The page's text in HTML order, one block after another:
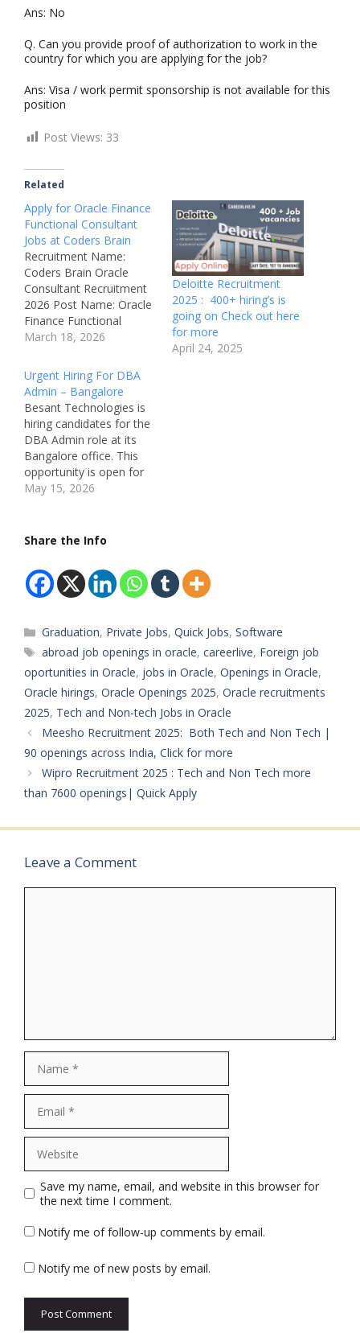
Ans: No
Q. Can you provide proof of authorization to work in the
country for which you are applying for the job?
Ans: Visa / work permit sponsorship is not available for this
position
Post Views: 33
Related
Apply for Oracle Finance
Functional Consultant
Jobs at Coders Brain
Recruitment Name:
Coders Brain Oracle
Consultant Recruitment
2026 Post Name: Oracle
Finance Functional
Consultant Job Location:
Home) Recruitment
Board: Coders Brain
Department: Oracle
Finance / ERP Consulting
Job ID: 125260981
Available Vacancies: Not
Mentioned Salary: Not
Mentioned
Qualifications: Bachelor’s
March 18, 2026
Deloitte Recruitment
2025 : 400+ hiring’s is
going on Check out here
for more
April 24, 2025
Urgent Hiring For DBA
Admin – Bangalore
Besant Technologies is
hiring candidates for the
DBA Admin role at its
Bangalore office. This
opportunity is open for
BE/BTech graduates
of 75% throughout
with knowledge of Linux
and SQL, along with
strong Oracle SQL skills,
May 15, 2026
Share the Info
Categories
Graduation, Private Jobs,Quick Jobs,Software
Tags
abroad job openings in oracle,careerlive, Foreign job
oportunities in Oracle, jobs in Oracle, Openings in Oracle,
Oracle hirings, Oracle Openings 2025, Oracle recruitments
2025, Tech and Non-tech Jobs in Oracle
Meesho Recruitment 2025: Both Tech and Non Tech |
90 openings across India, Click for more
Wipro Recruitment 2025 : Tech and Non Tech more
than 7600 openings| Quick Apply
Leave a Comment
Comment
Name
Email
Website
Save my name, email, and website in this browser for
the next time I comment.
Notify me of follow-up comments by email.
Notify me of new posts by email.